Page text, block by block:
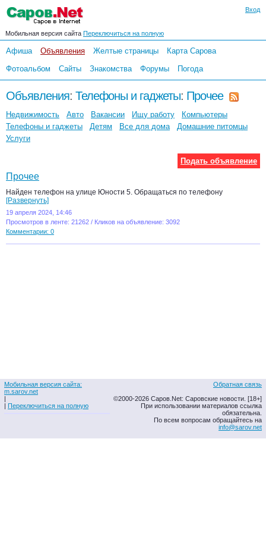
Вход
Мобильная версия сайта Переключиться на полную
Афиша Объявления Желтые страницы
Карта Сарова
Фотоальбом
Сайты Знакомства Форумы Погода
Объявления: Телефоны и гаджеты: Прочее
Недвижимость Авто Вакансии Ищу работу
Компьютеры
Телефоны и гаджеты
Детям Все для дома
Домашние питомцы
Услуги
Подать объявление
Прочее
Найден телефон на улице Юности 5. Обращаться по телефону
[Развернуть]
19 апреля 2024, 14:46
Просмотров в ленте: 21262 / Кликов на объявление: 3092
Комментарии: 0
Мобильная версия сайта:
m.sarov.net
|
| Переключиться на полную
Обратная связь
©2000-2026 Саров.Net: Саровские новости. [18+]
При использовании материалов ссылка
обязательна.
По всем вопросам обращайтесь на
info@sarov.net